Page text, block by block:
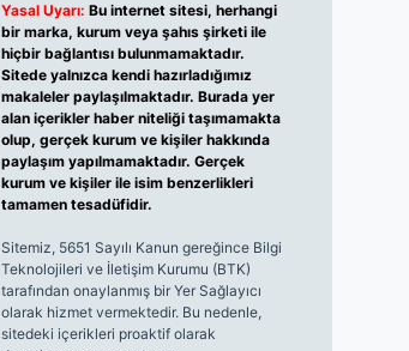
Yasal Uyarı: Bu internet sitesi, herhangi
bir marka, kurum veya şahıs şirketi ile
hiçbir bağlantısı bulunmamaktadır.
Sitede yalnızca kendi hazırladığımız
makaleler paylaşılmaktadır. Burada yer
alan içerikler haber niteliği taşımamakta
olup, gerçek kurum ve kişiler hakkında
paylaşım yapılmamaktadır. Gerçek
kurum ve kişiler ile isim benzerlikleri
tamamen tesadüfidir.
Sitemiz, 5651 Sayılı Kanun gereğince Bilgi
Teknolojileri ve İletişim Kurumu (BTK)
tarafından onaylanmış bir Yer Sağlayıcı
olarak hizmet vermektedir. Bu nedenle,
sitedeki içerikleri proaktif olarak